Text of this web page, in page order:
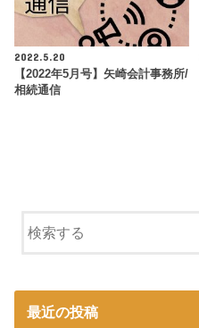
2022.5.20
【2022年5月号】矢崎会計事務所/
相続通信
最近の投稿